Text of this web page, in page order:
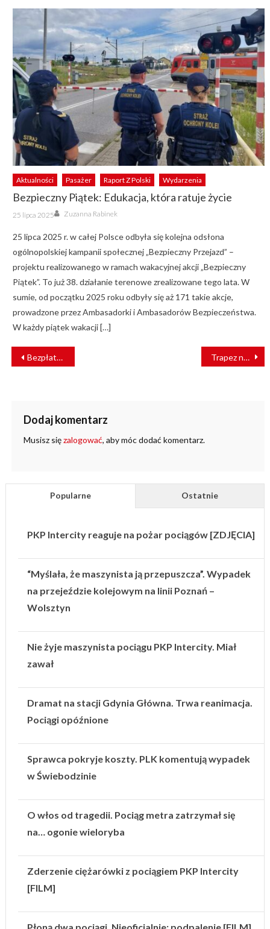
Aktualności Pasażer Raport Z Polski Wydarzenia
Bezpieczny Piątek: Edukacja, która ratuje życie
Posted
on
25 lipca 2025 Author
Zuzanna Rabinek
25 lipca 2025 r. w całej Polsce odbyła się kolejna odsłona
ogólnopolskiej kampanii społecznej „Bezpieczny Przejazd” –
projektu realizowanego w ramach wakacyjnej akcji „Bezpieczny
Piątek”. To już 38. działanie terenowe zrealizowane tego lata. W
sumie, od początku 2025 roku odbyły się aż 171 takie akcje,
prowadzone przez Ambasadorki i Ambasadorów Bezpieczeństwa.
W każdy piątek wakacji […]
NAWIGACJA
WPISU
Bezpłatne podróże Kolejami Mazowieckimi w Dniu bez Samochodu Trapez na torach – Warszawa Centralna zyska większą przepustowość
Dodaj komentarz
Musisz sięzalogować, aby móc dodać komentarz.
Popularne Ostatnie
PKP Intercity reaguje na pożar pociągów [ZDJĘCIA]
“Myślała, że maszynista ją przepuszcza”. Wypadek
na przejeździe kolejowym na linii Poznań –
Wolsztyn
Nie żyje maszynista pociągu PKP Intercity. Miał
zawał
Dramat na stacji Gdynia Główna. Trwa reanimacja.
Pociągi opóźnione
Sprawca pokryje koszty. PLK komentują wypadek
w Świebodzinie
O włos od tragedii. Pociąg metra zatrzymał się
na… ogonie wieloryba
Zderzenie ciężarówki z pociągiem PKP Intercity
[FILM]